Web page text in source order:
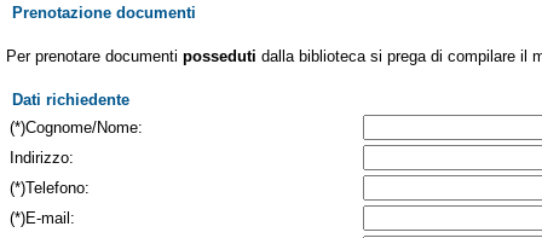
Prenotazione documenti
Per prenotare documenti posseduti dalla biblioteca si prega di compilare il
Dati richiedente
(*)Cognome/Nome:
Indirizzo:
(*)Telefono:
(*)E-mail: